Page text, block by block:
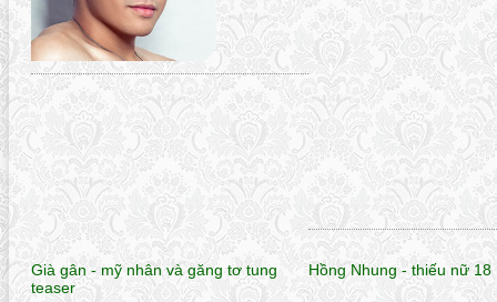
Già gân - mỹ nhân và găng tơ tung
teaser
Hồng Nhung - thiếu nữ 18